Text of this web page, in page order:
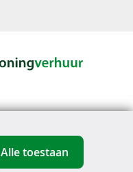
Alle toestaan